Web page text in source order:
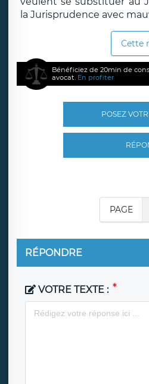
la Jurisprudence avec
Cette
Bénéficiez de 20min de
avocat. En profiter
POSEZ
PAGE
RÉPONDRE
VOTRE TEXTE :